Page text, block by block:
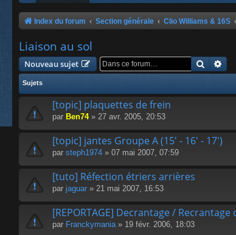
Index du forum Section générale Clio Williams & 16S
Liaison au sol
Nouveau sujet
Sujets
[topic] plaquettes de frein
par Ben74» 27 avr. 2005, 20:53
[topic] jantes Groupe A (15' - 16' - 17')
par steph1974 » 07 mai 2007, 07:59
[tuto] Réfection étriers arrières
par jaguar » 21 mai 2007, 16:53
[REPORTAGE] Decrantage /
par Franckymania» 19 févr. 2006, 18:03